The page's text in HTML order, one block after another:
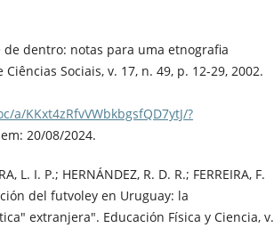
de dentro: notas para uma etnografia
Sociais, v. 17, n. 49, p. 12-29, 2002.
KKxt4zRfvVWbkbgsfQD7ytJ/?
20/08/2024.
L. I. P.; HERNÁNDEZ, R. D. R.; FERREIRA, F.
del futvoley en Uruguay: la
extranjera". Educación Física y Ciencia, v.